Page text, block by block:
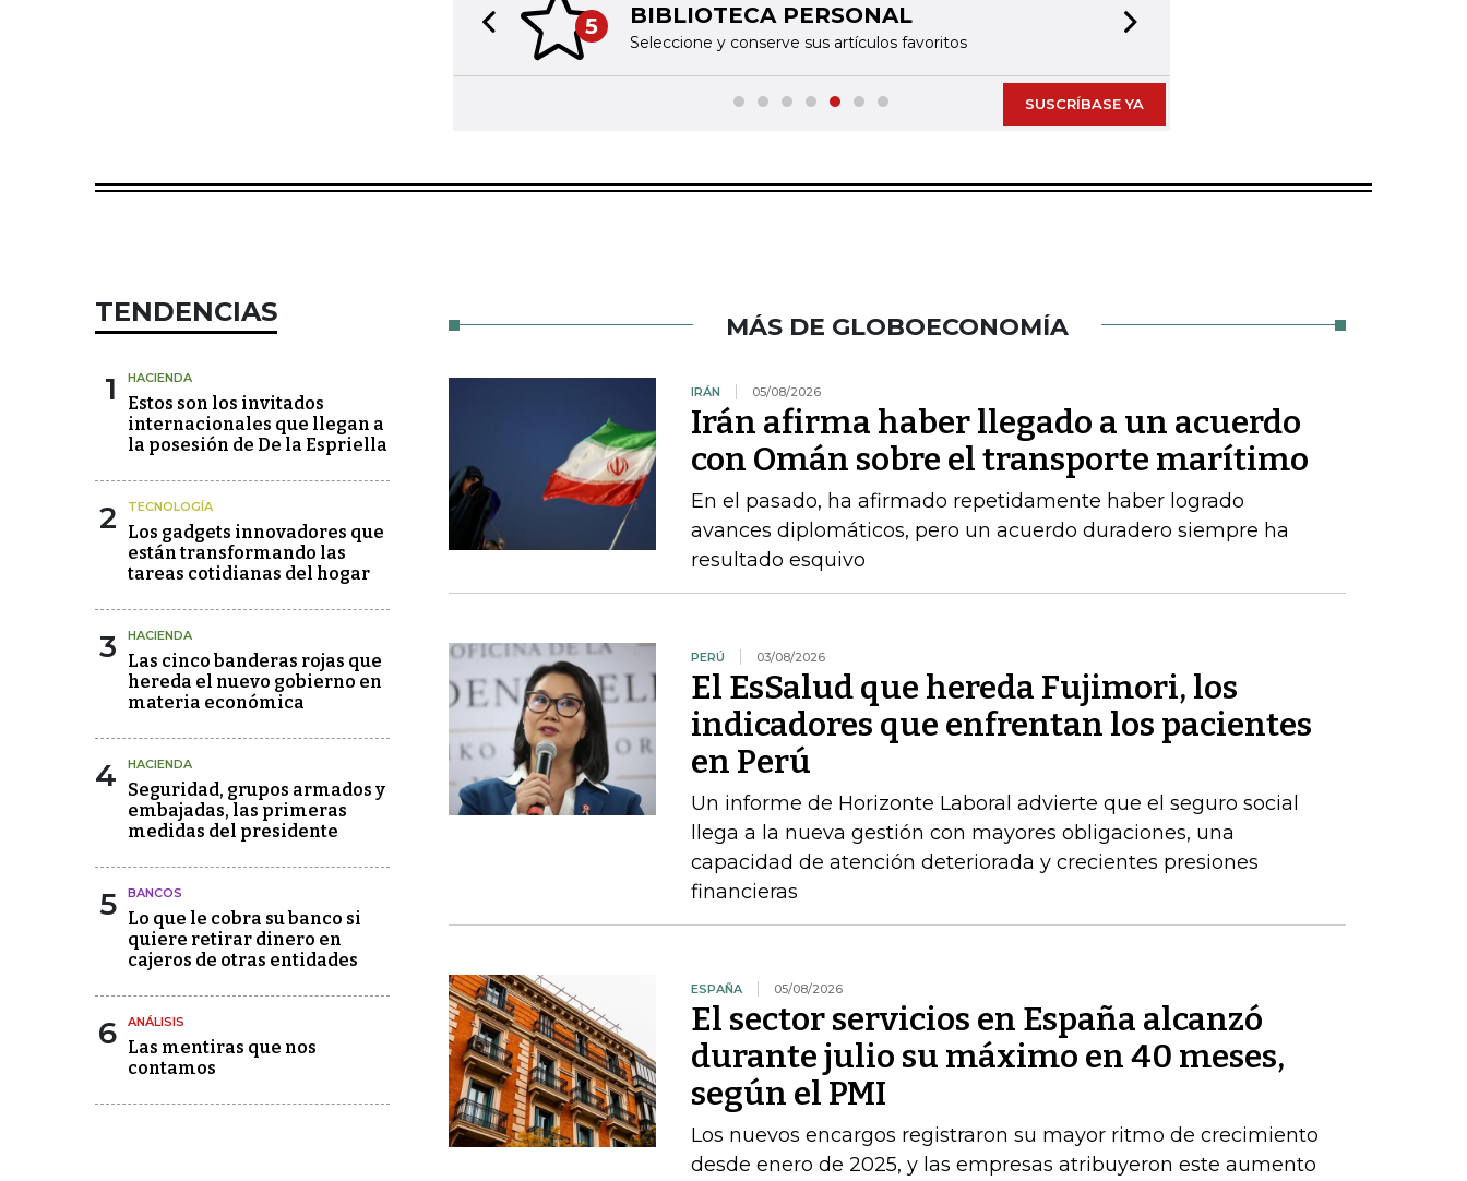
5 BIBLIOTECA PERSONAL
Seleccione y conserve sus artículos favoritos
Previous slide
SUSCRÍBASE YA
TENDENCIAS
1 HACIENDA
Estos son los invitados
internacionales que llegan a
la posesión de De la Espriella
2 TECNOLOGÍA
Los gadgets innovadores que
están transformando las
tareas cotidianas del hogar
3 HACIENDA
Las cinco banderas rojas que
hereda el nuevo gobierno en
materia económica
4 HACIENDA
Seguridad, grupos armados y
embajadas, las primeras
medidas del presidente
5 BANCOS
Lo que le cobra su banco si
quiere retirar dinero en
cajeros de otras entidades
6 ANÁLISIS
Las mentiras que nos
contamos
MÁS DE GLOBOECONOMÍA
IRÁN 05/08/2026
Irán afirma haber llegado a un acuerdo
con Omán sobre el transporte marítimo
En el pasado, ha afirmado repetidamente haber logrado
avances diplomáticos, pero un acuerdo duradero siempre ha
resultado esquivo
PERÚ 03/08/2026
El EsSalud que hereda Fujimori, los
indicadores que enfrentan los pacientes
en Perú
Un informe de Horizonte Laboral advierte que el seguro social
llega a la nueva gestión con mayores obligaciones, una
capacidad de atención deteriorada y crecientes presiones
financieras
ESPAÑA 05/08/2026
El sector servicios en España alcanzó
durante julio su máximo en 40 meses,
según el PMI
Los nuevos encargos registraron su mayor ritmo de crecimiento
desde enero de 2025, y las empresas atribuyeron este aumento